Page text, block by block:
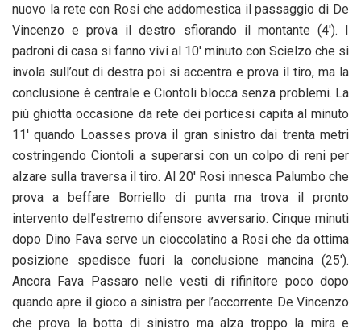
nuovo la rete con Rosi che addomestica il passaggio di De
Vincenzo e prova il destro sfiorando il montante (4′). I
padroni di casa si fanno vivi al 10′ minuto con Scielzo che si
invola sull’out di destra poi si accentra e prova il tiro, ma la
conclusione è centrale e Ciontoli blocca senza problemi. La
più ghiotta occasione da rete dei porticesi capita al minuto
11′ quando Loasses prova il gran sinistro dai trenta metri
costringendo Ciontoli a superarsi con un colpo di reni per
alzare sulla traversa il tiro. Al 20′ Rosi innesca Palumbo che
prova a beffare Borriello di punta ma trova il pronto
intervento dell’estremo difensore avversario. Cinque minuti
dopo Dino Fava serve un cioccolatino a Rosi che da ottima
posizione spedisce fuori la conclusione mancina (25′).
Ancora Fava Passaro nelle vesti di rifinitore poco dopo
quando apre il gioco a sinistra per l’accorrente De Vincenzo
che prova la botta di sinistro ma alza troppo la mira e